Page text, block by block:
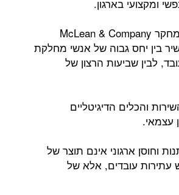
ומקצועי בארגון.
ממחקר של חברת המחקר McLean & Company
בין יחס גבוה של אנשי מחלקת
לבין שביעות הרצון של
והכלים הדיגיטליים
עצמאי.
וחוסן ארגוני אינם תוצר של
עתירות עובדים, אלא של